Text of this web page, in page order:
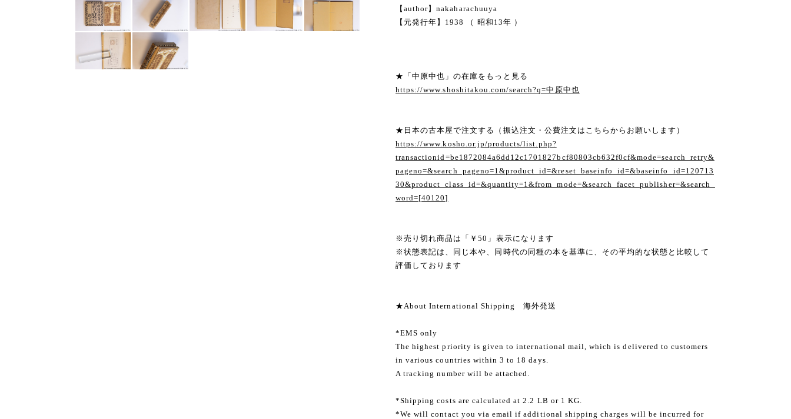
【author】nakaharachuuya
【元発行年】1938 （ 昭和13年 ）
★「中原中也」の在庫をもっと見る
https://www.shoshitakou.com/search?q=中原中也
★日本の古本屋で注文する（振込注文・公費注文はこちらからお願いします）
https://www.kosho.or.jp/products/list.php?
transactionid=be1872084a6dd12c1701827bcf80803cb632f0cf&mode=search_retry&
pageno=&search_pageno=1&product_id=&reset_baseinfo_id=&baseinfo_id=120713
30&product_class_id=&quantity=1&from_mode=&search_facet_publisher=&search_
word=[40120]
※売り切れ商品は「￥50」表示になります
※状態表記は、同じ本や、同時代の同種の本を基準に、その平均的な状態と比較して
評価しております
★About International Shipping 海外発送
*EMS only
The highest priority is given to international mail, which is delivered to customers
in various countries within 3 to 18 days.
A tracking number will be attached.
*Shipping costs are calculated at 2.2 LB or 1 KG.
*We will contact you via email if additional shipping charges will be incurred for